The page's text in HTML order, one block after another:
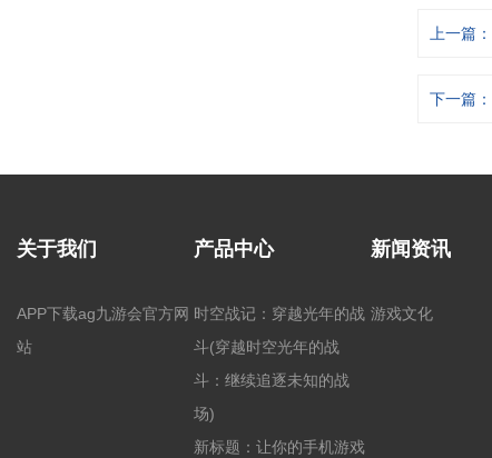
上一篇：
下一篇：
关于我们
APP下载ag九游会官方网
站
产品中心
时空战记：穿越光年的战
斗(穿越时空光年的战
斗：继续追逐未知的战
场)
新标题：让你的手机游戏
新闻资讯
游戏文化